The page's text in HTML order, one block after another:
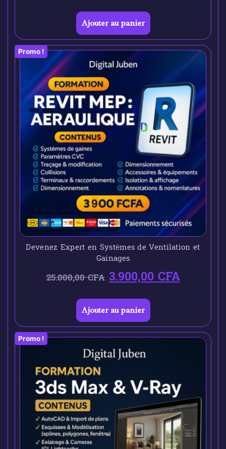
Ajouter au panier
Promo !
Devenez Expert en Systèmes de Ventilation et
Gainages
25.000,00CFA 3.900,00CFA
Ajouter au panier
Promo !